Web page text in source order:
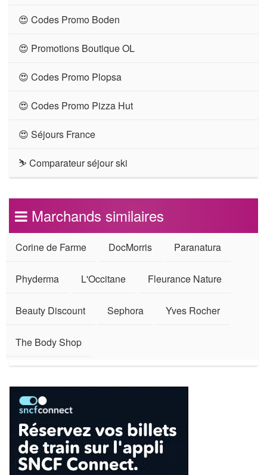
😍 Codes Promo Boden
😍 Promotions Boutique OL
😍 Codes Promo Plopsa
😍 Codes Promo Pizza Hut
😍 Séjours France
⛷ Comparateur séjour ski
Marchands similaires
Corine de Farme DocMorris Paranatura
Phyderma L'Occitane Fleurance Nature
Beauty Discount Sephora Yves Rocher
The Body Shop